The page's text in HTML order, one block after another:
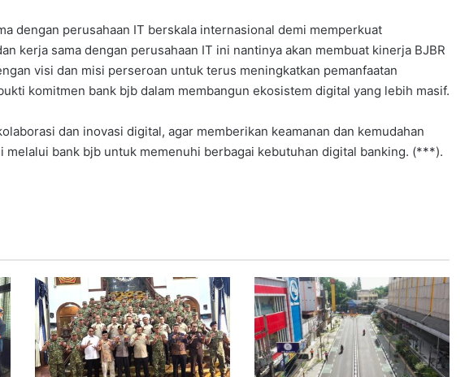
dengan perusahaan IT berskala internasional demi memperkuat
kerja sama dengan perusahaan IT ini nantinya akan membuat kinerja BJBR
visi dan misi perseroan untuk terus meningkatkan pemanfaatan
komitmen bank bjb dalam membangun ekosistem digital yang lebih masif.
dan inovasi digital, agar memberikan keamanan dan kemudahan
melalui bank bjb untuk memenuhi berbagai kebutuhan digital banking. (***).